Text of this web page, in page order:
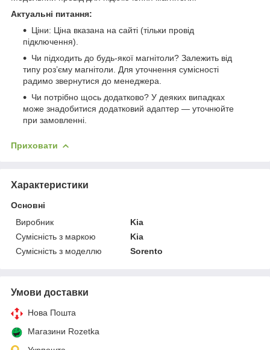
Актуальні питання:
Ціни: Ціна вказана на сайті (тільки провід
підключення).
Чи підходить до будь-якої магнітоли? Залежить від
типу роз’єму магнітоли. Для уточнення сумісності
радимо звернутися до менеджера.
Чи потрібно щось додатково? У деяких випадках
може знадобитися додатковий адаптер — уточнюйте
при замовленні.
Приховати
Характеристики
Основні
Виробник
Kia
Сумісність з маркою
Kia
Сумісність з моделлю
Sorento
Умови доставки
Нова Пошта
Магазини Rozetka